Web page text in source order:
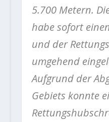
5.700 Metern.
habe sofort
und der
umgehend
Aufgrund der
Gebiets konnte